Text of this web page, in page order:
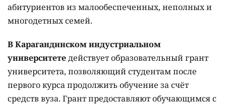
абитуриентов из малообеспеченных, неполных и
многодетных семей.
В Карагандинском индустриальном
университетедействует образовательный грант
университета, позволяющий студентам после
первого курса продолжить обучение за счёт
средств вуза. Грант предоставляют обучающимся с